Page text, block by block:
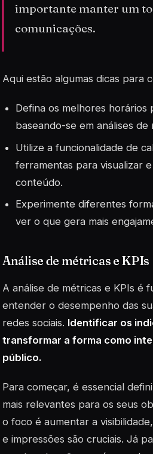
importante manter um
comunicações.
Aqui estão algumas dicas para
Defina os melhores horários
baseando-se em análises de
Utilize a funcionalidade de
ferramentas para visualizar
conteúdo.
Experimente diferentes
ver o que gera mais
Análise de métricas e KPIs
A análise de métricas e KPIs é
entender o desempenho das
redes sociais. Identificar os
transformar a forma como
público.
Para começar, é essencial
mais relevantes para os seus
o foco é aumentar a
e impressões são cruciais. Já